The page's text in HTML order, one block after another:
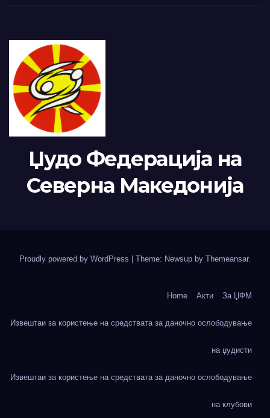
Џудо Федерација на
Северна Македонија
Proudly powered by WordPress Theme: Newsup by Themeansar.
Home Акти За ЏФМ
Извештаи за користење на средствата за даночно ослободување
на џудисти
Извештаи за користење на средствата за даночно ослободување
на клубови